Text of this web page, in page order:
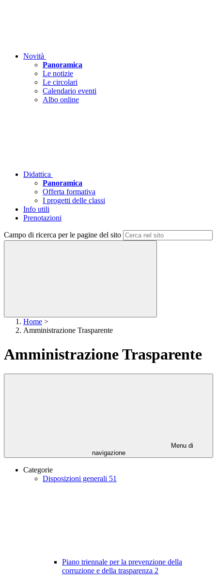
Novità
Panoramica
Le notizie
Le circolari
Calendario eventi
Albo online
Didattica
Panoramica
Offerta formativa
I progetti delle classi
Info utili
Prenotazioni
Campo di ricerca per le pagine del sito
Home >
Amministrazione Trasparente
Amministrazione Trasparente
Menu di
navigazione
Categorie
Disposizioni generali 51
Piano triennale per la prevenzione della
corruzione e della trasparenza 2